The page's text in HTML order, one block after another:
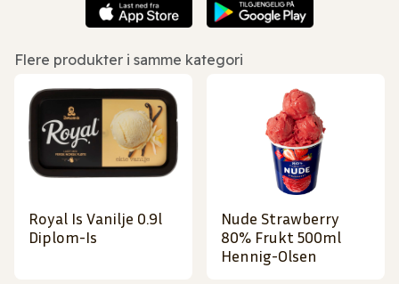
Flere produkter i samme kategori
Royal Is Vanilje 0.9l
Diplom-Is
Nude Strawberry
80% Frukt 500ml
Hennig-Olsen